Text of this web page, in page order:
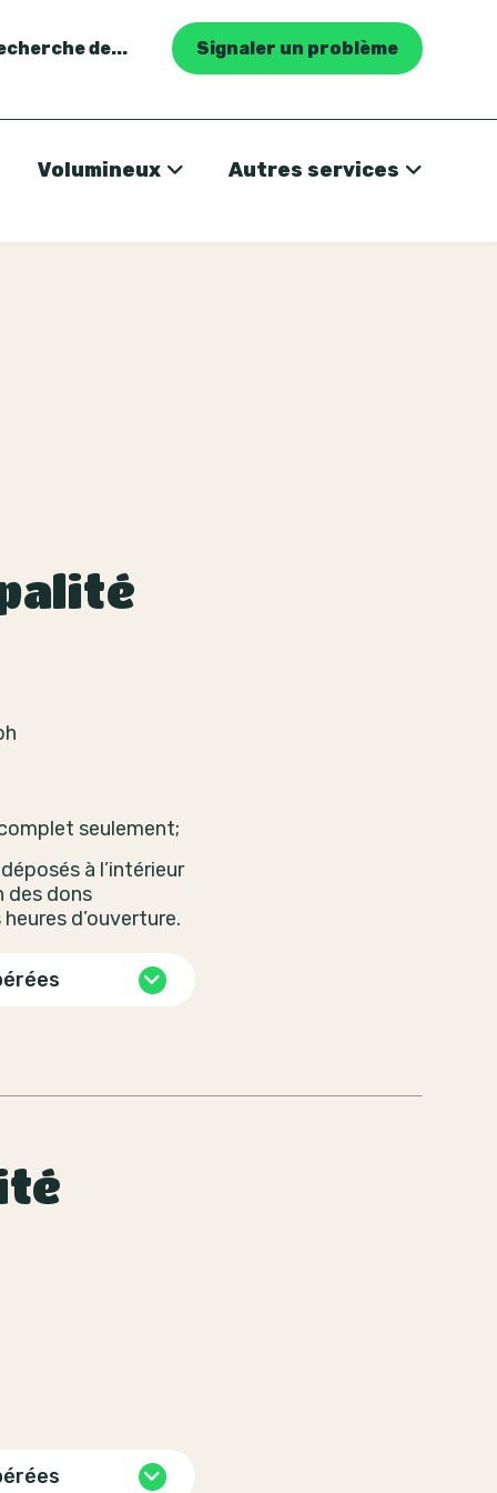
de... Signaler un problème
Volumineux Autres services
seulement;
à l’intérieur
des dons
d’ouverture.